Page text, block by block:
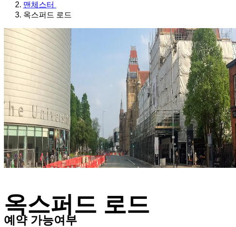
맨체스터
옥스퍼드 로드
옥스퍼드 로드
예약 가능여부